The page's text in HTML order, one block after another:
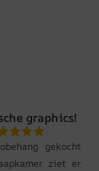
graphics!
gekocht
ziet er